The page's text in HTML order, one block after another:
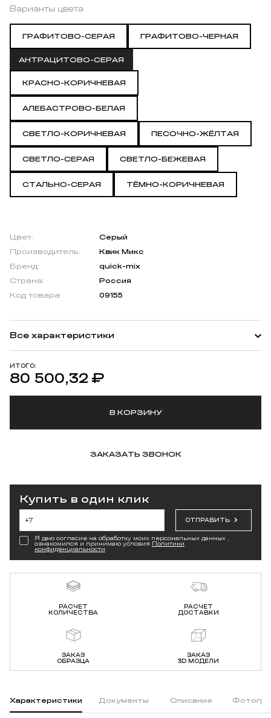
Варианты цвета
ГРАФИТОВО-СЕРАЯ ГРАФИТОВО-ЧЕРНАЯ
АНТРАЦИТОВО-СЕРАЯ
КРАСНО-КОРИЧНЕВАЯ
АЛЕБАСТРОВО-БЕЛАЯ
СВЕТЛО-КОРИЧНЕВАЯ ПЕСОЧНО-ЖЁЛТАЯ
СВЕТЛО-СЕРАЯ СВЕТЛО-БЕЖЕВАЯ
СТАЛЬНО-СЕРАЯ ТЁМНО-КОРИЧНЕВАЯ
ИТОГО:
80 500,32 ₽
В КОРЗИНУ
ЗАКАЗАТЬ ЗВОНОК
Цвет:
Серый
Производитель:
Квик Микс
Бренд:
quick-mix
Страна:
Россия
Код товара:
09155
Все характеристики
Купить в один клик
ОТПРАВИТЬ
Я даю согласие на обработку моих персональных данных ,
ознакомился и принимаю условия Политики
конфиденциальности
РАСЧЕТ
КОЛИЧЕСТВА
РАСЧЕТ
ДОСТАВКИ
ЗАКАЗ
ОБРАЗЦА
ЗАКАЗ
3D МОДЕЛИ
Характеристики Документы Описание